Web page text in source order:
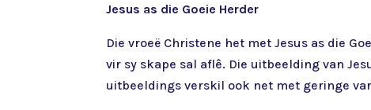
Jesus as die Goeie Herder
Die vroeë Christene het met Jesus as die
vir sy skape sal aflê. Die uitbeelding van
uitbeeldings verskil ook net met geringe